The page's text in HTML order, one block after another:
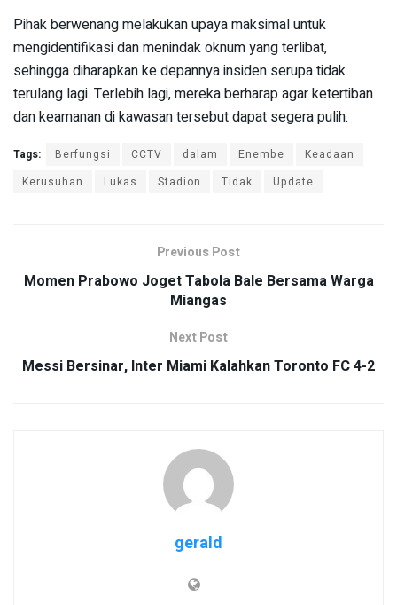
Pihak berwenang melakukan upaya maksimal untuk
mengidentifikasi dan menindak oknum yang terlibat,
sehingga diharapkan ke depannya insiden serupa tidak
terulang lagi. Terlebih lagi, mereka berharap agar ketertiban
dan keamanan di kawasan tersebut dapat segera pulih.
Tags: Berfungsi CCTV dalam Enembe
Keadaan
Kerusuhan
Lukas Stadion Tidak Update
Previous Post
Momen Prabowo Joget Tabola Bale Bersama Warga
Miangas
Next Post
Messi Bersinar, Inter Miami Kalahkan Toronto FC 4-2
gerald